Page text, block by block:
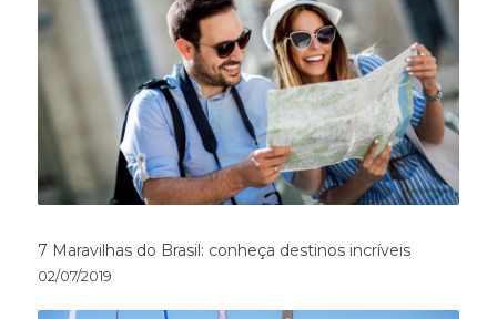
7 Maravilhas do Brasil: conheça destinos incríveis
02/07/2019